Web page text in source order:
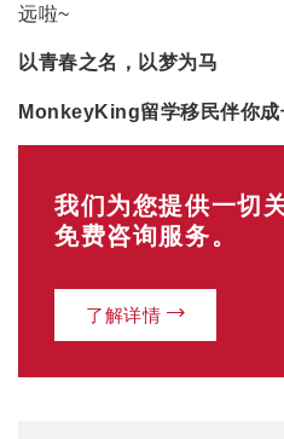
远啦~
以青春之名，以梦为马
MonkeyKing留学移民伴你成
我们为您提供一切
免费咨询服务。
了解详情